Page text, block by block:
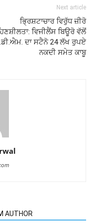
Next article
ਭ੍ਰਿਸ਼ਟਾਚਾਰ ਵਿਰੁੱਧ ਜ਼ੀਰੋ
ਵਿਜੀਲੈਂਸ ਬਿਊਰੋ ਵੱਲੋਂ
ਦਾ ਸਟੈਨੋ 24 ਲੱਖ ਰੁਪਏ
ਨਕਦੀ ਸਮੇਤ ਕਾਬੂ
AUTHOR